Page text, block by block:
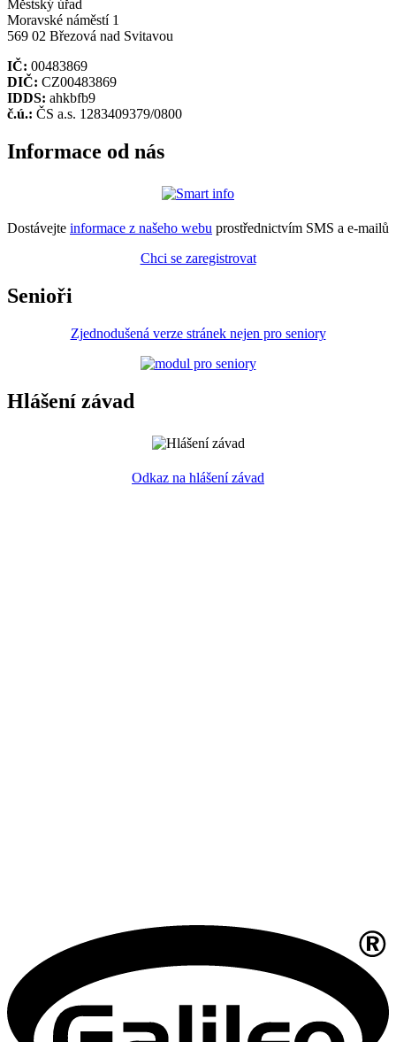
Městský úřad
Moravské náměstí 1
569 02 Březová nad Svitavou
IČ: 00483869
DIČ: CZ00483869
IDDS: ahkbfb9
č.ú.: ČS a.s. 1283409379/0800
Informace od nás
Dostávejte informace z našeho webu prostřednictvím SMS a e-mailů
Chci se zaregistrovat
Senioři
Zjednodušená verze stránek nejen pro seniory
Hlášení závad
Odkaz na hlášení závad